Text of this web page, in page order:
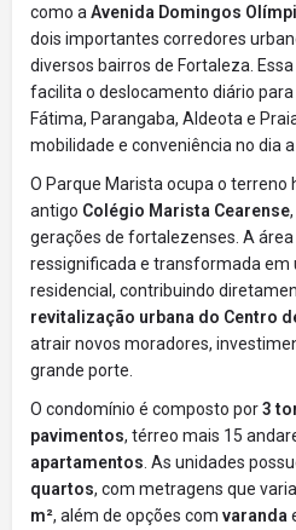
como a Avenida Domingos
dois importantes corredores
diversos bairros de Fortaleza.
facilita o deslocamento diário
Fátima, Parangaba, Aldeota e
mobilidade e conveniência no dia a
O Parque Marista ocupa o terreno
antigo Colégio Marista Cearense
gerações de fortalezenses. A
ressignificada e transformada em
residencial, contribuindo
revitalização urbana do Centro
atrair novos moradores,
grande porte.
O condomínio é composto por3
pavimentos, térreo mais 15
apartamentos . As unidades
quartos, com metragens que
m², além de opções com varanda